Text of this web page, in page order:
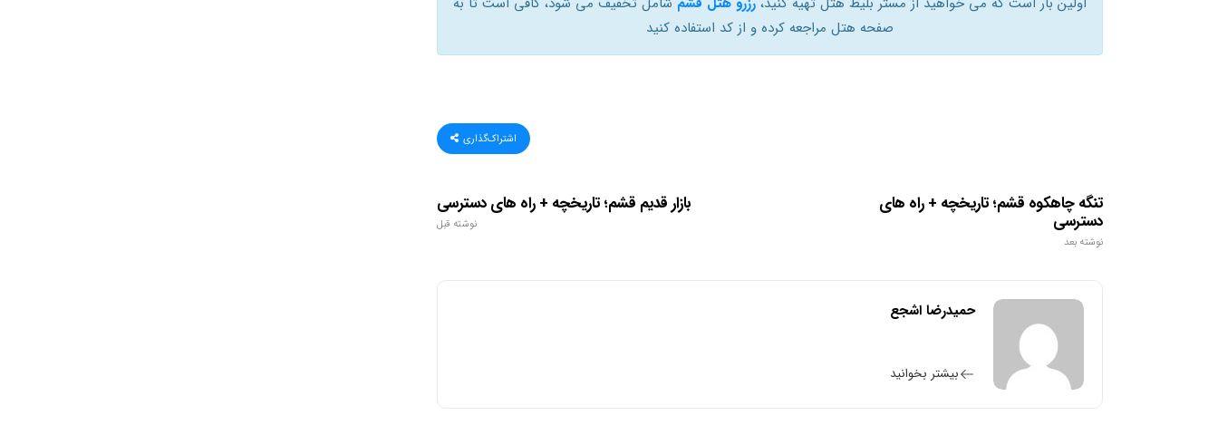
صفحه هتل مراجعه کرده و از کد استفاده کنید
اشتراک‌گذاری
بازار قدیم قشم؛ تاریخچه + راه های دسترسی
نوشته قبل
تنگه چاهکوه قشم؛ تاریخچه + راه های
دسترسی
نوشته بعد
حمیدرضا اشجع
بیشتر بخوانید